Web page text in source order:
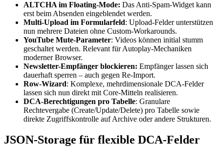
ALTCHA im Floating-Mode: Das Anti-Spam-Widget kann
erst beim Absenden eingeblendet werden.
Multi-Upload im Formularfeld: Upload-Felder unterstützen
nun mehrere Dateien ohne Custom-Workarounds.
YouTube Mute-Parameter: Videos können initial stumm
geschaltet werden. Relevant für Autoplay-Mechaniken
moderner Browser.
Newsletter-Empfänger blockieren: Empfänger lassen sich
dauerhaft sperren – auch gegen Re-Import.
Row-Wizard: Komplexe, mehrdimensionale DCA-Felder
lassen sich nun direkt mit Core-Mitteln realisieren.
DCA-Berechtigungen pro Tabelle: Granulare
Rechtevergabe (Create/Update/Delete) pro Tabelle sowie
direkte Zugriffskontrolle auf Archive oder andere Strukturen.
JSON-Storage für flexible DCA-Felder